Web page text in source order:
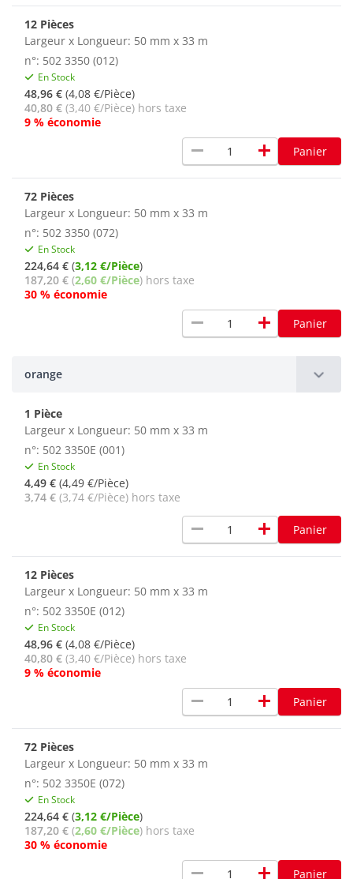
12 Pièces
Largeur x Longueur: 50 mm x 33 m
n°: 502 3350 (012)
En Stock
48,96 € (4,08 €/Pièce)
40,80 € (3,40 €/Pièce) hors taxe
9 % économie
remove add Panier
72 Pièces
Largeur x Longueur: 50 mm x 33 m
n°: 502 3350 (072)
En Stock
224,64 € (3,12 €/Pièce)
187,20 € (2,60 €/Pièce) hors taxe
30 % économie
remove add Panier
orange
1 Pièce
Largeur x Longueur: 50 mm x 33 m
n°: 502 3350E (001)
En Stock
4,49 € (4,49 €/Pièce)
3,74 € (3,74 €/Pièce) hors taxe
remove add Panier
12 Pièces
Largeur x Longueur: 50 mm x 33 m
n°: 502 3350E (012)
En Stock
48,96 € (4,08 €/Pièce)
40,80 € (3,40 €/Pièce) hors taxe
9 % économie
remove add Panier
72 Pièces
Largeur x Longueur: 50 mm x 33 m
n°: 502 3350E (072)
En Stock
224,64 € (3,12 €/Pièce)
187,20 € (2,60 €/Pièce) hors taxe
30 % économie
remove add Panier